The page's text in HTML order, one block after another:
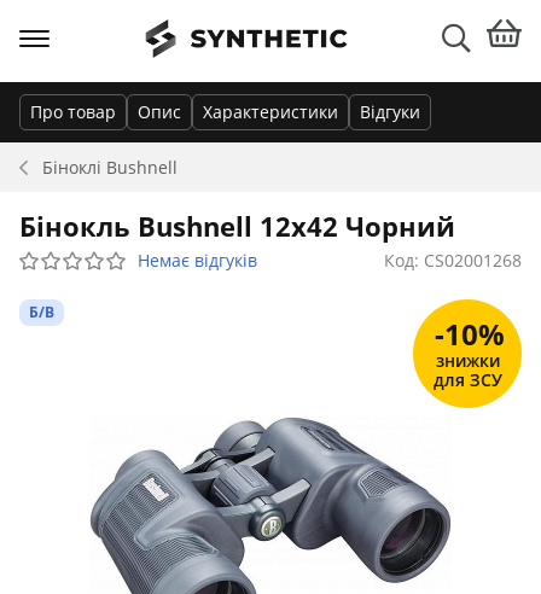
Біноклі Bushnell
Про товар Опис Характеристики Відгуки
Бінокль Bushnell 12х42 Чорний
Немає відгуків Код: CS02001268
Б/В
-10%
знижки
для ЗСУ